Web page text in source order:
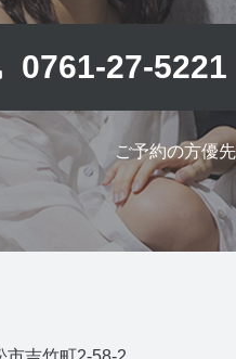
0761-27-5221
ご予約の方優